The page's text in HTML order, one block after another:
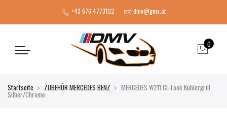
+43 676 4773102 dmv@gmx.at
0
Startseite ZUBEHÖR MERCEDES BENZ MERCEDES W211 CL-Look Kühlergrill
Silber/Chrome